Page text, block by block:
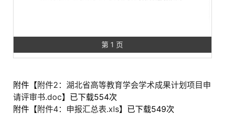
第 1 页
附件【附件2：湖北省高等教育学会学术成果计划项目申
请评审书.doc】已下载554次
附件【附件4：申报汇总表.xls】已下载549次